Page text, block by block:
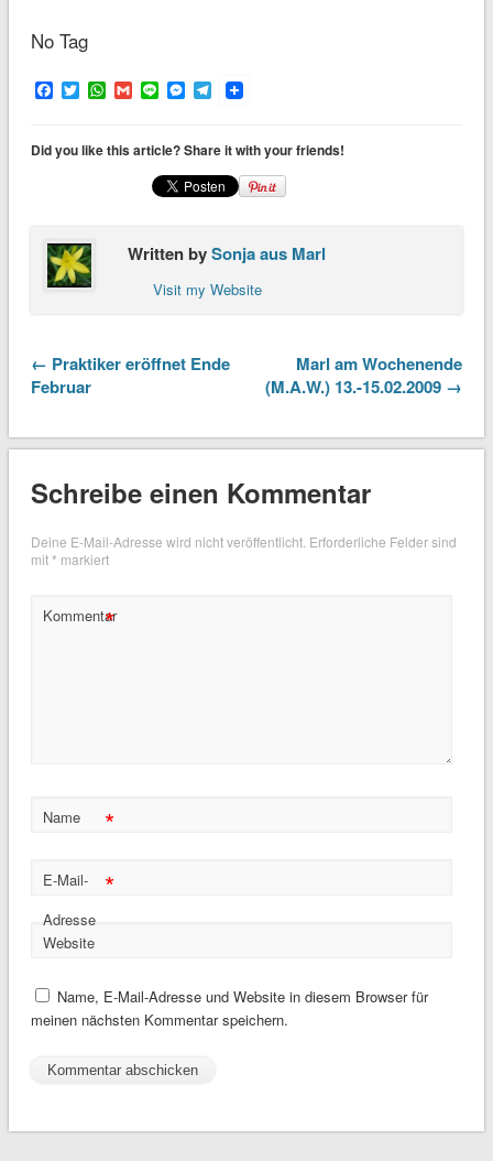
No Tag
Facebook
TwitterWhatsApp
Gmail
LineMessenger
Telegram
Did you like this article? Share it with your friends!
Written bySonja aus Marl
Visit my Website
← Praktiker eröffnet Ende
Februar
Marl am Wochenende
(M.A.W.) 13.-15.02.2009 →
Schreibe einen Kommentar
Deine E-Mail-Adresse wird nicht veröffentlicht. Erforderliche Felder sind
mit* markiert
Kommentar
*
Name *
E-Mail-
Adresse
*
Website
Name, E-Mail-Adresse und Website in diesem Browser für
meinen nächsten Kommentar speichern.